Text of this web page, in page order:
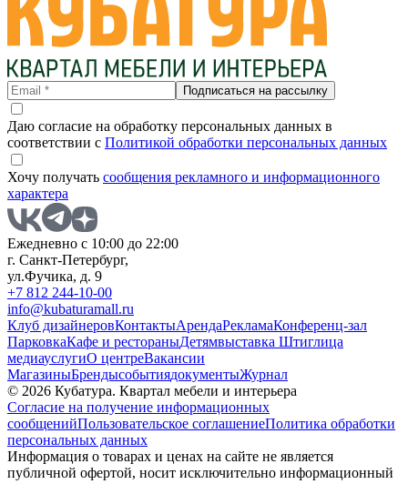
Подписаться на рассылку
Даю согласие на обработку персональных данных в
соответствии с Политикой обработки персональных данных
Хочу получать сообщения рекламного и информационного
характера
Ежедневно с 10:00 до 22:00
г. Санкт-Петербург,
ул.Фучика, д. 9
+7 812 244-10-00
info@kubaturamall.ru
Клуб дизайнеровКонтактыАрендаРекламаКонференц-зал
ПарковкаКафе и рестораныДетямвыставка Штиглица
медиауслугиО центреВакансии
МагазиныБрендысобытиядокументыЖурнал
© 2026 Кубатура. Квартал мебели и интерьера
Согласие на получение информационных
сообщенийПользовательское соглашениеПолитика обработки
персональных данных
Информация о товарах и ценах на сайте не является
публичной офертой, носит исключительно информационный